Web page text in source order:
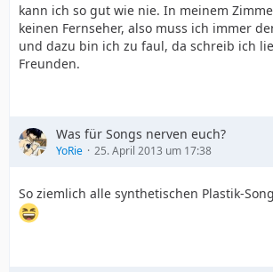
kann ich so gut wie nie. In meinem
keinen Fernseher, also muss ich immer
und dazu bin ich zu faul, da schreib ich
Freunden.
Was für Songs nerven euch?
YoRie 25. April 2013 um 17:38
So ziemlich alle synthetischen Plastik-